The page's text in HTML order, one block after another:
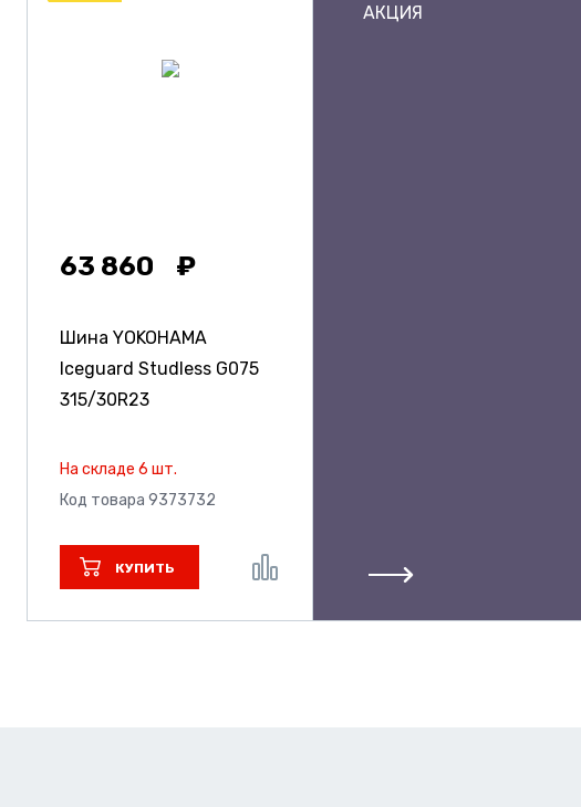
63 860
Шина YOKOHAMA
Iceguard Studless G075
315/30R23
На складе 6 шт.
Код товара 9373732
КУПИТЬ
АКЦИЯ